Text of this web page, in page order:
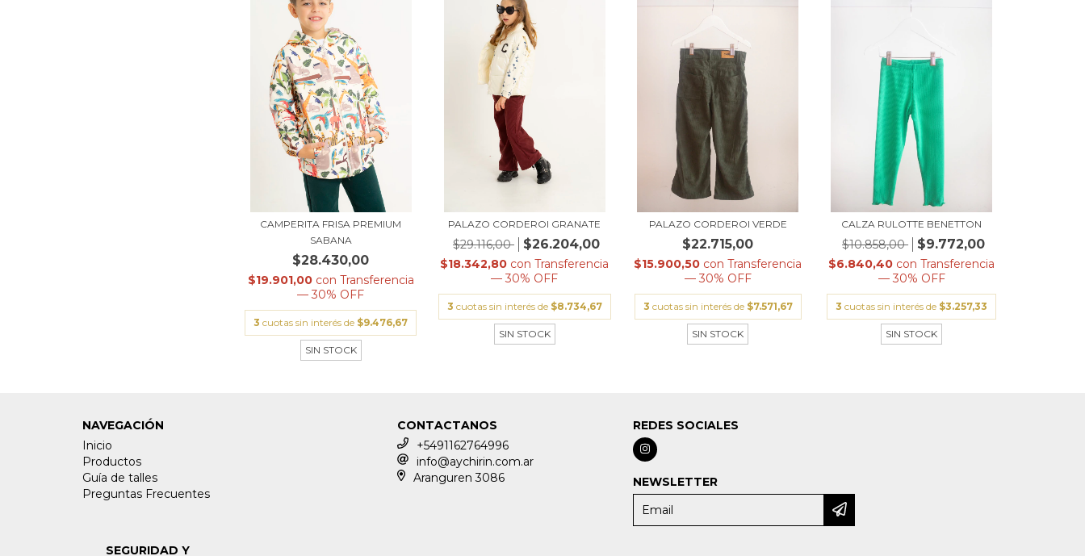
CAMPERITA FRISA PREMIUM
SABANA
$28.430,00
$19.901,00 con Transferencia
— 30% OFF
3 cuotas sin interés de $9.476,67
SIN STOCK
PALAZO CORDEROI GRANATE
$29.116,00 $26.204,00
$18.342,80 con Transferencia
— 30% OFF
3 cuotas sin interés de $8.734,67
SIN STOCK
PALAZO CORDEROI VERDE
$22.715,00
$15.900,50 con Transferencia
— 30% OFF
3 cuotas sin interés de $7.571,67
SIN STOCK
CALZA RULOTTE BENETTON
$10.858,00 $9.772,00
$6.840,40 con Transferencia
— 30% OFF
3 cuotas sin interés de $3.257,33
SIN STOCK
NAVEGACIÓN
Inicio
Productos
Guía de talles
Preguntas Frecuentes
CONTACTANOS
+5491162764996
info@aychirin.com.ar
Aranguren 3086
REDES SOCIALES
NEWSLETTER
SEGURIDAD Y